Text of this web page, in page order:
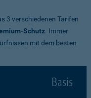
3 verschiedenen Tarifen
Schutz. Immer
mit dem besten
Basis